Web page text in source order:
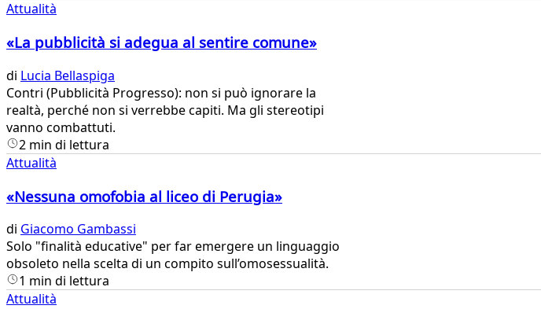
Attualità
«La pubblicità si adegua al sentire comune»
di Lucia Bellaspiga
​Contri (Pubblicità Progresso): non si può ignorare la
realtà, perché non si verrebbe capiti. Ma gli stereotipi
vanno combattuti.
2 min di lettura
Attualità
«Nessuna omofobia al liceo di Perugia»
di Giacomo Gambassi
​Solo "finalità educative" per far emergere un linguaggio
obsoleto nella scelta di un compito sull’omosessualità.
1 min di lettura
Attualità